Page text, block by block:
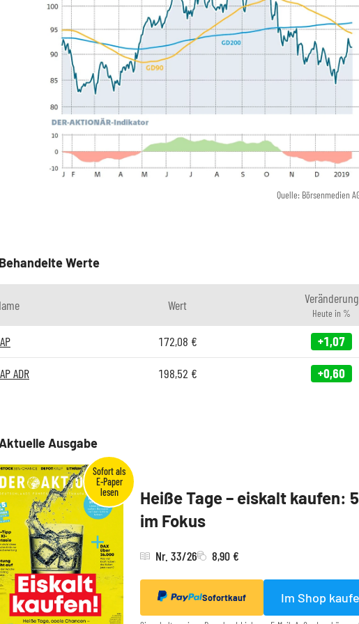
Quelle: Börsenmedien
Behandelte Werte
Wert Veränderung
Heute in %
172,08 € +1,07
ADR 198,52 € +0,60
Ausgabe
Heiße Tage – eiskalt kaufen:
im Fokus
Nr. 33/26 8,90 €
Sofortkauf Im Shop